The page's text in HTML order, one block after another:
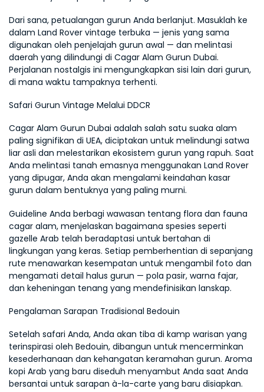
Dari sana, petualangan gurun Anda berlanjut. Masuklah ke
dalam Land Rover vintage terbuka — jenis yang sama
digunakan oleh penjelajah gurun awal — dan melintasi
daerah yang dilindungi di Cagar Alam Gurun Dubai.
Perjalanan nostalgis ini mengungkapkan sisi lain dari gurun,
di mana waktu tampaknya terhenti.
Safari Gurun Vintage Melalui DDCR
Cagar Alam Gurun Dubai adalah salah satu suaka alam
paling signifikan di UEA, diciptakan untuk melindungi satwa
liar asli dan melestarikan ekosistem gurun yang rapuh. Saat
Anda melintasi tanah emasnya menggunakan Land Rover
yang dipugar, Anda akan mengalami keindahan kasar
gurun dalam bentuknya yang paling murni.
Guideline Anda berbagi wawasan tentang flora dan fauna
cagar alam, menjelaskan bagaimana spesies seperti
gazelle Arab telah beradaptasi untuk bertahan di
lingkungan yang keras. Setiap pemberhentian di sepanjang
rute menawarkan kesempatan untuk mengambil foto dan
mengamati detail halus gurun — pola pasir, warna fajar,
dan keheningan tenang yang mendefinisikan lanskap.
Pengalaman Sarapan Tradisional Bedouin
Setelah safari Anda, Anda akan tiba di kamp warisan yang
terinspirasi oleh Bedouin, dibangun untuk mencerminkan
kesederhanaan dan kehangatan keramahan gurun. Aroma
kopi Arab yang baru diseduh menyambut Anda saat Anda
bersantai untuk sarapan à-la-carte yang baru disiapkan.